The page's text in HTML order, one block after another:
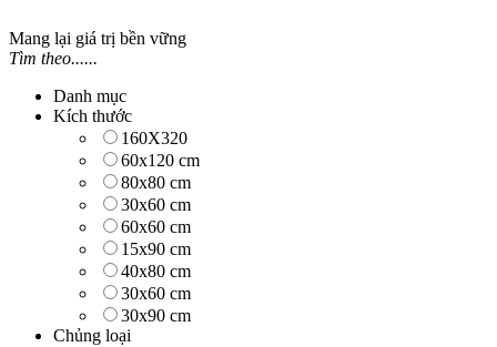
Mang lại giá trị bền vững
Tìm theo......
Danh mục
Kích thước
160X320
60x120 cm
80x80 cm
30x60 cm
60x60 cm
15x90 cm
40x80 cm
30x60 cm
30x90 cm
Chủng loại